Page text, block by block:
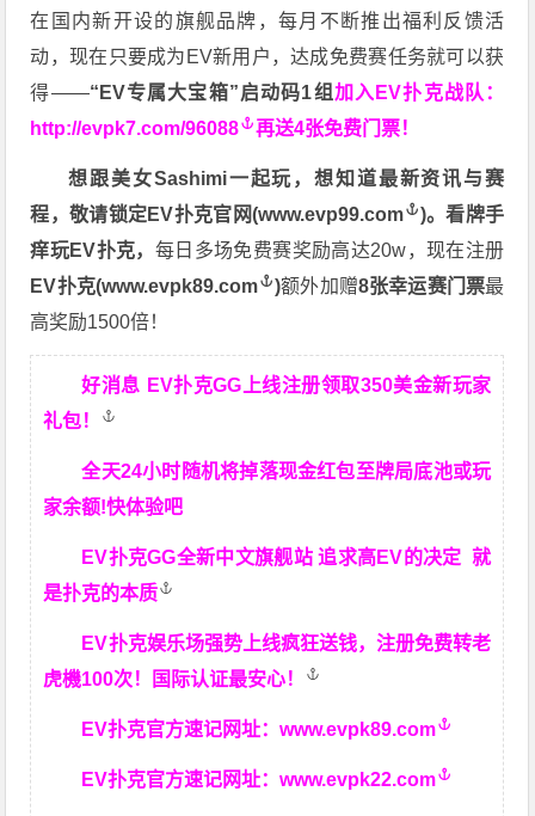
在国内新开设的旗舰品牌，每月不断推出福利反馈活
动，现在只要成为EV新用户，达成免费赛任务就可以获
得——“EV专属大宝箱”启动码1组 加入EV扑克战队：
http://evpk7.com/96088
再送4张免费门票！
想跟美女Sashimi一起玩，想知道最新资讯与赛
程，敬请锁定EV扑克官网(www.evp99.com )。看牌手
痒玩EV扑克， 每日多场免费赛奖励高达20w，现在注册
EV扑克(www.evpk89.com )额外加赠8张幸运赛门票最
高奖励1500倍！
好消息 EV扑克GG上线注册领取350美金新玩家
礼包！
全天24小时随机将掉落现金红包至牌局底池或玩
家余额!快体验吧
EV扑克GG全新中文旗舰站追求高EV的决定就
是扑克的本质
EV扑克娱乐场强势上线疯狂送钱，注册免费转老
虎機100次！国际认证最安心！
EV扑克官方速记网址：www.evpk89.com
EV扑克官方速记网址：www.evpk22.com